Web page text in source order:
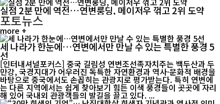
실점 2분 만에 역전…연변룽딩, 메이저우 꺾고 2위 도약
포토뉴스
more +
세 나라가 한눈에…연변에서만 만날 수 있는 특별한 풍경 5
선
[인터내셔널포커스] 중국 길림성 연변조선족자치주는 백두산과 두
만강, 국경지대가 어우러진 독특한 자연환경과 역사·문화적 배경을
바탕으로 중국에서도 손꼽히는 관광지로 평가받는다. 특히 연변에
는 다른 지역에서는 쉽게 찾아보기 힘든 이색 풍경들이 곳곳에 자리
해 있어 국내외 관광객들의 발길을 끌고 있다. ...